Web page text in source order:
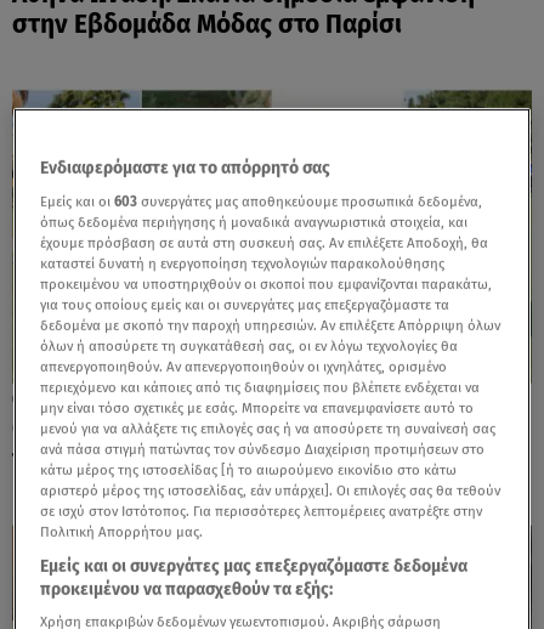
στην Εβδομάδα Μόδας στο Παρίσι
18.11.25, 09:37
Oι chic εμφανίσεις στην επίδειξη μόδας
του Βασίλη Ζούλια
Ενδιαφερόμαστε για το απόρρητό σας
Εμείς και οι603 συνεργάτες μας αποθηκεύουμε προσωπικά δεδομένα,
όπως δεδομένα περιήγησης ή μοναδικά αναγνωριστικά στοιχεία, και
έχουμε πρόσβαση σε αυτά στη συσκευή σας. Αν επιλέξετε Αποδοχή, θα
καταστεί δυνατή η ενεργοποίηση τεχνολογιών παρακολούθησης
προκειμένου να υποστηριχθούν οι σκοποί που εμφανίζονται παρακάτω,
για τους οποίους εμείς και οι συνεργάτες μας επεξεργαζόμαστε τα
δεδομένα με σκοπό την παροχή υπηρεσιών. Αν επιλέξετε Απόρριψη όλων
όλων ή αποσύρετε τη συγκατάθεσή σας, οι εν λόγω τεχνολογίες θα
απενεργοποιηθούν. Αν απενεργοποιηθούν οι ιχνηλάτες, ορισμένο
περιεχόμενο και κάποιες από τις διαφημίσεις που βλέπετε ενδέχεται να
μην είναι τόσο σχετικές με εσάς. Μπορείτε να επανεμφανίσετε αυτό το
μενού για να αλλάξετε τις επιλογές σας ή να αποσύρετε τη συναίνεσή σας
ανά πάσα στιγμή πατώντας τον σύνδεσμο Διαχείριση προτιμήσεων στο
κάτω μέρος της ιστοσελίδας [ή το αιωρούμενο εικονίδιο στο κάτω
αριστερό μέρος της ιστοσελίδας, εάν υπάρχει]. Οι επιλογές σας θα τεθούν
σε ισχύ στον Ιστότοπος. Για περισσότερες λεπτομέρειες ανατρέξτε στην
Πολιτική Απορρήτου μας.
Εμείς και οι συνεργάτες μας επεξεργαζόμαστε δεδομένα
προκειμένου να παρασχεθούν τα εξής:
Χρήση επακριβών δεδομένων γεωεντοπισμού. Ακριβής σάρωση